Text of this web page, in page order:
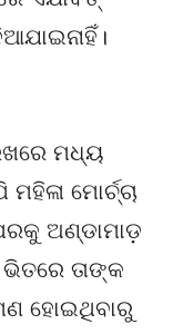
ମଧ୍ୟ
ମୋର୍ଚ୍ଚା
ଅଣ୍ଡାମାଡ଼
ତାଙ୍କ
ହୋଇଥିବାରୁ